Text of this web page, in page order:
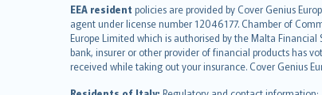
EEA resident policies are provided by Cover Genius
agent under license number 12046177. Chamber of
Europe Limited which is authorised by the Malta
bank, insurer or other provider of financial products has
received while taking out your insurance. Cover Genius
English (UK)
English (US)
Deutsch
français
Nederlands